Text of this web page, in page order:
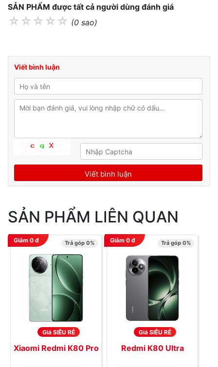
SẢN PHẨM được tất cả người dùng đánh giá
☆ ☆ ☆ ☆ ☆ (0 sao)
Viết bình luận
SẢN PHẨM LIÊN QUAN
Giảm 0đ Trả góp 0%
Giá SIÊU RẺ
Xiaomi Redmi K80 Pro
Giảm 0đ Trả góp 0%
Giá SIÊU RẺ
Redmi K80 Ultra